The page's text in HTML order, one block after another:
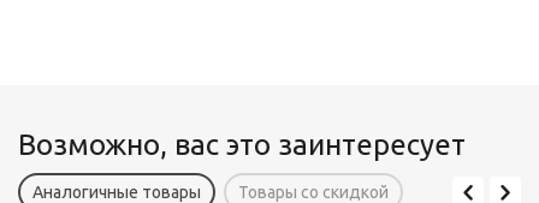
Возможно, вас это заинтересует
Аналогичные товары Товары со скидкой